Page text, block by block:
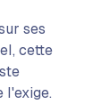
ses
cette
l'exige.